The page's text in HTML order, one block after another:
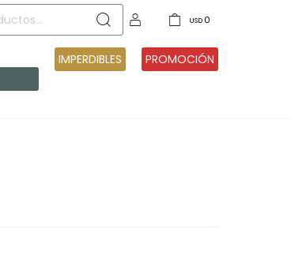
IMPERDIBLES PROMOCIÓN
USD 0